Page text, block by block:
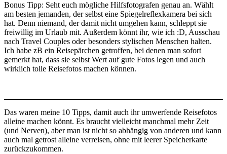
Bonus Tipp: Seht euch mögliche Hilfsfotografen genau an. Wählt
am besten jemanden, der selbst eine Spiegelreflexkamera bei sich
hat. Denn niemand, der damit nicht umgehen kann, schleppt sie
freiwillig im Urlaub mit. Außerdem könnt ihr, wie ich :D, Ausschau
nach Travel Couples oder besonders stylischen Menschen halten.
Ich habe zB ein Reisepärchen getroffen, bei denen man sofort
gemerkt hat, dass sie selbst Wert auf gute Fotos legen und auch
wirklich tolle Reisefotos machen können.
Das waren meine 10 Tipps, damit auch ihr umwerfende Reisefotos
alleine machen könnt. Es braucht vielleicht manchmal mehr Zeit
(und Nerven), aber man ist nicht so abhängig von anderen und kann
auch mal getrost alleine verreisen, ohne mit leerer Speicherkarte
zurückzukommen.